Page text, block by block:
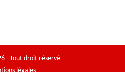
- Tout droit réservé